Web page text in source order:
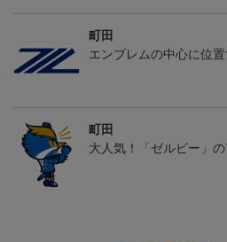
町田
エンブレムの中心に位
町田
大人気！「ゼルビー」